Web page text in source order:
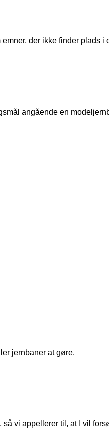
der ikke finder plads i
angående en
jernbaner at gøre.
vi appellerer til, at I vil